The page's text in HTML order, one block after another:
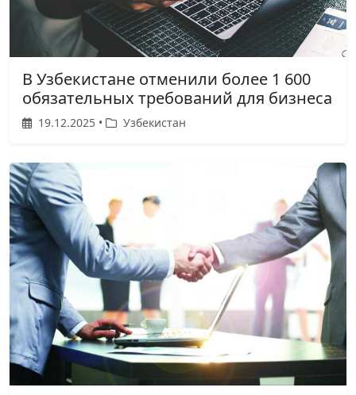
В Узбекистане отменили более 1 600
обязательных требований для бизнеса
19.12.2025 • Узбекистан